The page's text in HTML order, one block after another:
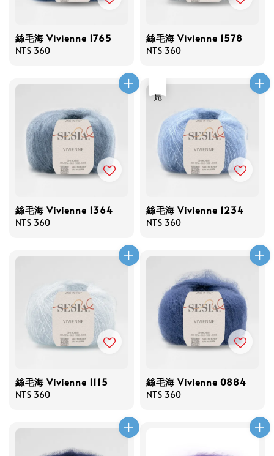
絲毛海 Vivienne 1765
Regular
NT$ 360
絲毛海 Vivienne 1578
Regular
NT$ 360
絲毛海 Vivienne 1364
Regular
NT$ 360
絲毛海 Vivienne 1234
Regular
NT$ 360
絲毛海 Vivienne 1115
Regular
NT$ 360
絲毛海 Vivienne 0884
Regular
NT$ 360